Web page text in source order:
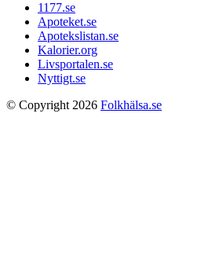
1177.se
Apoteket.se
Apotekslistan.se
Kalorier.org
Livsportalen.se
Nyttigt.se
© Copyright 2026 Folkhälsa.se